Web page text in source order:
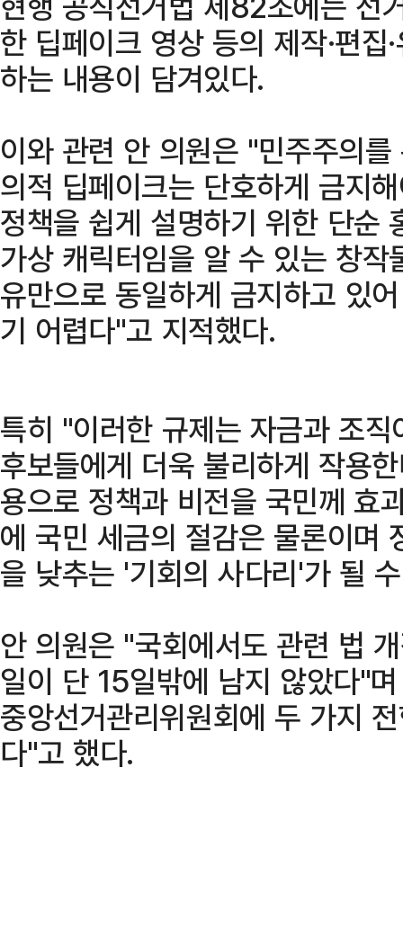
한 딥페이크 영상 등의 제작·편집
하는 내용이 담겨있다.
이와 관련 안 의원은 "민주주의
의적 딥페이크는 단호하게 금지
정책을 쉽게 설명하기 위한 단순
가상 캐릭터임을 알 수 있는 창
유만으로 동일하게 금지하고 있
기 어렵다"고 지적했다.
특히 "이러한 규제는 자금과 조
후보들에게 더욱 불리하게 작용
용으로 정책과 비전을 국민께 효
에 국민 세금의 절감은 물론이며
을 낮추는 '기회의 사다리'가 될
안 의원은 "국회에서도 관련 법
일이 단 15일밖에 남지 않았다"
중앙선거관리위원회에 두 가지
다"고 했다.